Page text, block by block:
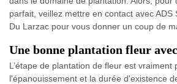
parfait, veillez mettre en contact avec ADS
Du Larzac pour vous donner un coup de
Une bonne plantation fleur
L’étape de plantation de fleur est vraiment
l'épanouissement et la durée d'existence